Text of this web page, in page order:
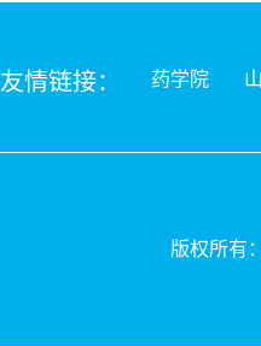
友情链接： 药学院
版权所有